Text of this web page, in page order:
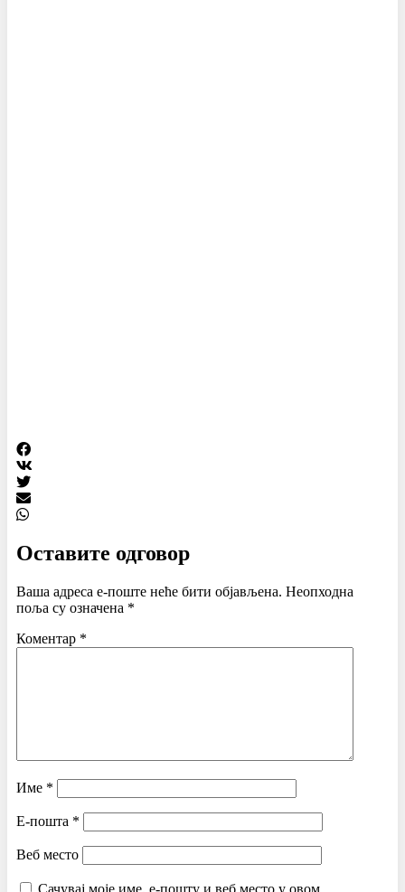
Оставите одговор
Ваша адреса е-поште неће бити објављена. Неопходна
поља су означена *
Коментар *
Име *
Е-пошта *
Веб место
Сачувај моје име, е-пошту и веб место у овом